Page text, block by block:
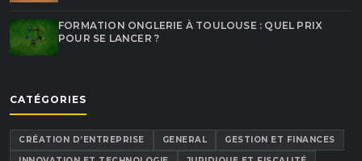
FORMATION ONGLERIE À TOULOUSE : QUEL PRIX
POUR SE LANCER ?
CATÉGORIES
CRÉATION D’ENTREPRISE GENERAL
GESTION ET FINANCES